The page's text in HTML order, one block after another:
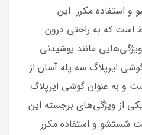
و استفاده مکرر. این
که به راحتی درون
مانند پوشیدنی
ایرپلاگ سه پله آسان از
و به عنوان گوشی ایرپلاگ
از ویژگی‌های برجسته این
شستشو و استفاده مکرر